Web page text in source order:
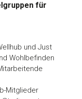
für
und Just
Wohlbefinden
Mitglieder